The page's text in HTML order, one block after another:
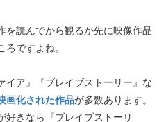
を読んでから観るか先に映像作品
ですよね。
イア』『ブレイブストーリー』な
画化された作品が多数あります。
好きなら『ブレイブストーリ